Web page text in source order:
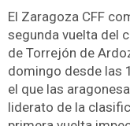
El Zaragoza CFF
segunda vuelta del
de Torrejón de
domingo desde las
el que las
liderato de la